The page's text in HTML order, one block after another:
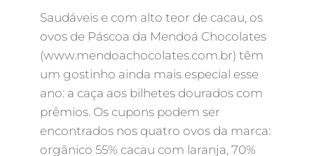
Saudáveis e com alto teor de cacau, os
ovos de Páscoa da Mendoá Chocolates
(www.mendoachocolates.com.br) têm
um gostinho ainda mais especial esse
ano: a caça aos bilhetes dourados com
prêmios. Os cupons podem ser
encontrados nos quatro ovos da marca:
orgânico 55% cacau com laranja, 70%